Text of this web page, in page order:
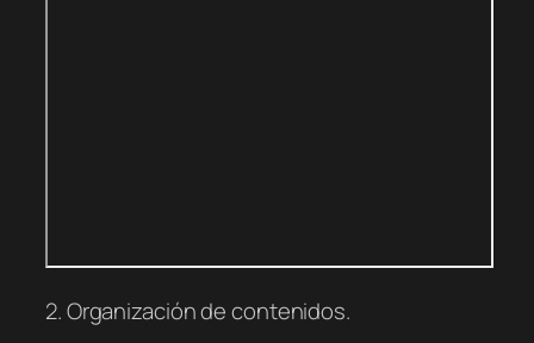
2. Organización de contenidos.